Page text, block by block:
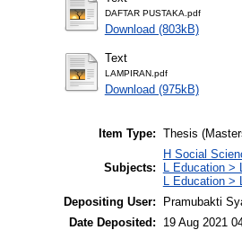
DAFTAR PUSTAKA.pdf
Download (803kB)
Text
LAMPIRAN.pdf
Download (975kB)
Item Type: Thesis
Subjects:
H Social
L Education
L Education
Depositing User:
Pramubakti
Date Deposited:
19 Aug 2021